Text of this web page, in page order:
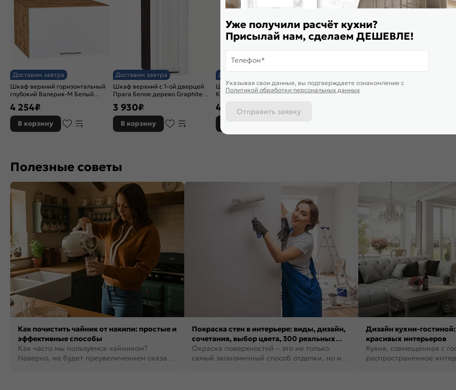
Доставим завтра
Шкаф верхний горизонтальный
глубокий Валерия-М Белый
4 254₽
В корзину
Доставим завтра
Шкаф верхний с 1-ой дверцей
Прага Белое дерево Graphite
3 930₽
В корзину
Доставим завтра
Шкаф верхний с 1-ой дверцей
Квадро Белый/Graphite
4 170₽
Шкаф верхний торцевой Ницца
Белый/Белый 716*300*304
Полезные советы
Как почистить чайник от накипи: простые и
эффективные способы
Как часто мы пользуемся чайником?
Наверно, не будет преувеличением сказать,
Покраска стен в интерьере: виды, дизайн,
сочетания, выбор цвета, 300 реальных
фото
Окраска поверхностей – это не только
самый экономичный способ отделки, но и
Дизайн кухни-
красивых интерьеров
Кухня, совмещенная с
распространенное
Уже получили расчёт кухни?
Присылай нам, сделаем ДЕШЕВЛЕ!
Телефон*
Указывая свои данные, вы подтверждаете ознакомление c
Политикой обработки персональных данных
Отправить заявку